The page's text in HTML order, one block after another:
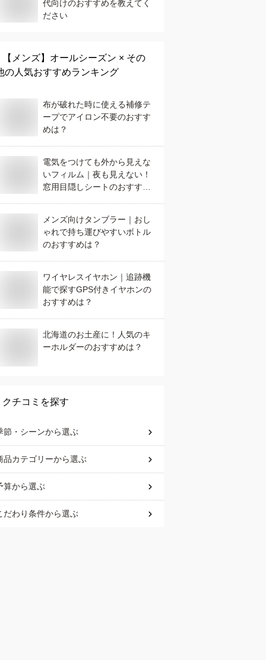
代向けのおすすめを教えてく
ださい
【メンズ】 オールシーズン × その
の人気おすすめランキング
布が破れた時に使える補修テ
ープでアイロン不要のおすす
めは？
電気をつけても外から見えな
いフィルム｜夜も見えない！
窓用目隠しシートのおすすめ
メンズ向けタンブラー｜おし
ゃれで持ち運びやすいボトル
のおすすめは？
ワイヤレスイヤホン｜追跡機
能で探すGPS付きイヤホンの
おすすめは？
北海道のお土産に！人気のキ
ーホルダーのおすすめは？
クチコミを探す
節・シーンから選ぶ
品カテゴリーから選ぶ
算から選ぶ
だわり条件から選ぶ